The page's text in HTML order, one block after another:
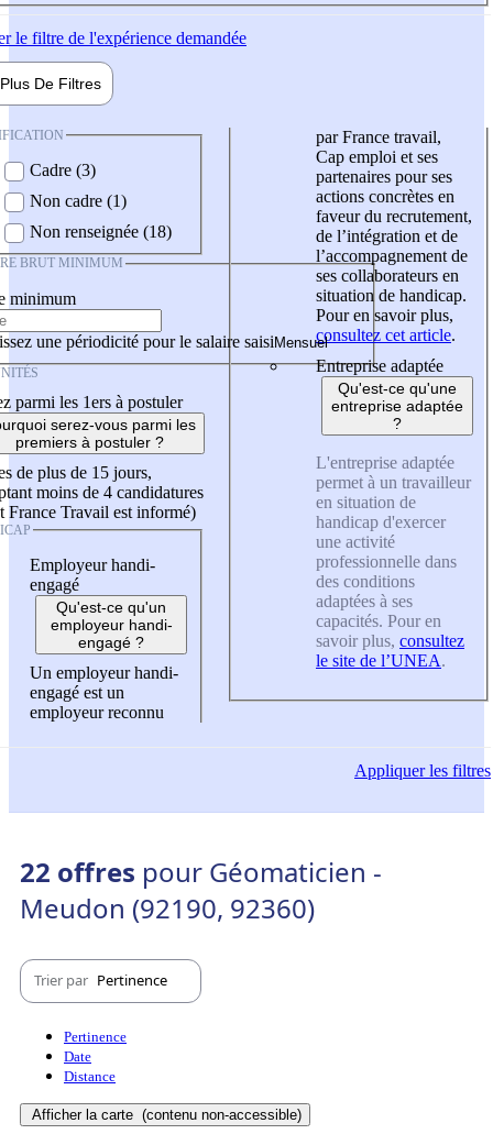
le filtre de l'expérience demandée
Plus De Filtres
Cadre (3)
Non cadre (1)
Non renseignée (18)
BRUT MINIMUM
minimum
une périodicité pour le salaire saisi
parmi les 1ers à postuler
serez-vous parmi les
premiers à postuler ?
de plus de 15 jours,
moins de 4 candidatures
France Travail est informé)
Employeur handi-
engagé
Qu'est-ce qu'un
employeur handi-
engagé ?
Un employeur handi-
engagé est un
employeur reconnu
par France travail,
Cap emploi et ses
partenaires pour ses
actions concrètes en
faveur du recrutement,
de l’intégration et de
l’accompagnement de
ses collaborateurs en
situation de handicap.
Pour en savoir plus,
consultez cet article.
Entreprise adaptée
Qu'est-ce qu'une
entreprise adaptée
?
L'entreprise adaptée
permet à un travailleur
en situation de
handicap d'exercer
une activité
professionnelle dans
des conditions
adaptées à ses
capacités. Pour en
savoir plus, consultez
le site de l’UNEA.
Appliquerles filtres
22 offres pour Géomaticien -
Meudon (92190, 92360)
Trier par Pertinence
Pertinence
Date
Distance
Afficher la carte (contenu non-accessible)